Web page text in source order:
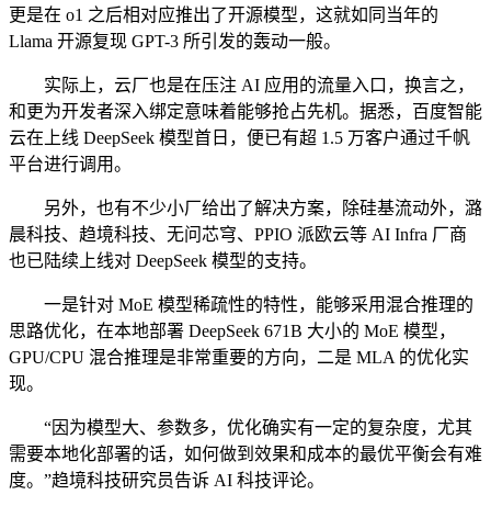
更是在 o1 之后相对应推出了开源模型，这就如同当年的
Llama 开源复现 GPT-3 所引发的轰动一般。
实际上，云厂也是在压注 AI 应用的流量入口，换言之，
和更为开发者深入绑定意味着能够抢占先机。据悉，百度智能
云在上线 DeepSeek 模型首日，便已有超 1.5 万客户通过千帆
平台进行调用。
另外，也有不少小厂给出了解决方案，除硅基流动外，潞
晨科技、趋境科技、无问芯穹、PPIO 派欧云等 AI Infra 厂商
也已陆续上线对 DeepSeek 模型的支持。
一是针对 MoE 模型稀疏性的特性，能够采用混合推理的
思路优化，在本地部署 DeepSeek 671B 大小的 MoE 模型，
GPU/CPU 混合推理是非常重要的方向，二是 MLA 的优化实
现。
“因为模型大、参数多，优化确实有一定的复杂度，尤其
需要本地化部署的话，如何做到效果和成本的最优平衡会有难
度。”趋境科技研究员告诉 AI 科技评论。